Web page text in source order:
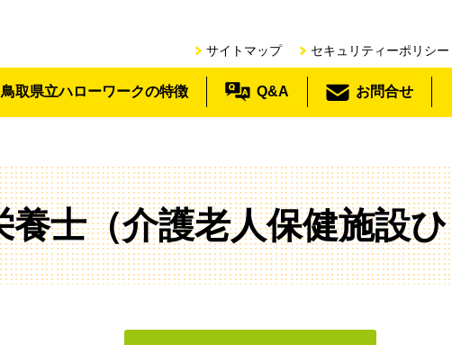
サイトマップ セキュリティーポリシー
鳥取県立ハローワークの特徴 Q&A お問合せ
養士（介護老人保健施設